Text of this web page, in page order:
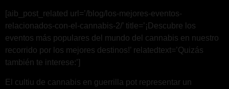
[aib_post_related url=’/blog/los-mejores-eventos-
relacionados-con-el-cannabis-2/’ title=’¡Descubre los
eventos más populares del mundo del cannabis en nuestro
recorrido por los mejores destinos!’ relatedtext=’Quizás
también te interese:’]
El cultiu de cannabis en guerrilla pot representar un